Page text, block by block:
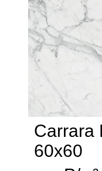
Carrara
60x60